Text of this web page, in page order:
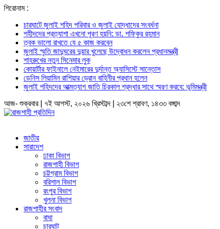
শিরোনাম :
চারঘাটে জুলাই শহিদ পরিবার ও জুলাই যোদ্ধাদের সংবর্ধনা
শহীদদের প্রত্যাশা এখনো পূরণ হয়নি: ডা. শফিকুর রহমান
ত্বক ভালো রাখতে যে ৫ কাজ করবেন
জুলাই স্মৃতি জাদুঘরের দুয়ার খুলেছে উদ্বোধন করলেন প্রধানমন্ত্রী
শাহরুখের নতুন সিনেমার লুক
কোয়ার্টার ফাইনালে নেইমারের দুর্দান্ত অ্যাসিস্টে সান্তোস
ডেনিস লিয়ামিন রাশিয়ার ড্রোন বাহিনীর প্রধান হলেন
জুলাই শহিদদের আত্মত্যাগ জাতি চিরকাল শ্রদ্ধার সাথে স্মরণ করবে: ভূমিমন্ত্রী
আজ- শুক্রবার | ৭ই আগস্ট, ২০২৬ খ্রিস্টাব্দ | ২৩শে শ্রাবণ, ১৪৩৩ বঙ্গাব্দ
জাতীয়
সারাদেশ
ঢাকা বিভাগ
রাজশাহী বিভাগ
চট্টগ্রাম বিভাগ
বরিশাল বিভাগ
রংপুর বিভাগ
খুলনা বিভাগ
রাজশাহীর সংবাদ
বাঘা
চারঘাট